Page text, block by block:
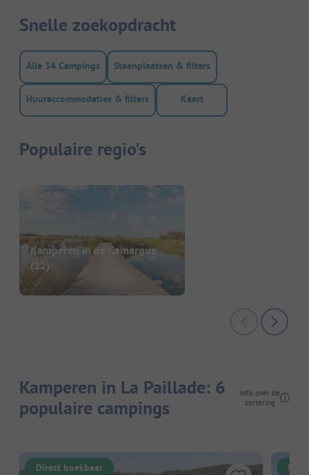
Snelle zoekopdracht
Alle 34 Campings Staanplaatsen & filters
Huuraccommodaties & filters Kaart
Populaire regio's
Kamperen in de Camargue
(12)
Kamperen in La Paillade: 6
populaire campings
Info over de
sortering
Direct boekbaar